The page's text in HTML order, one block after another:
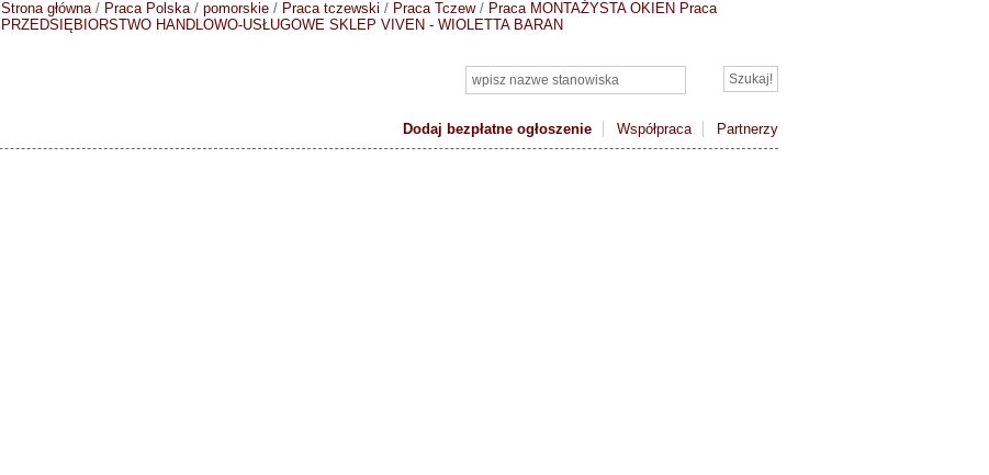
Dodaj bezpłatne ogłoszenie Współpraca Partnerzy
Strona główna/ Praca Polska/ pomorskie / Praca tczewski / Praca Tczew/ Praca MONTAŻYSTA OKIEN Praca
PRZEDSIĘBIORSTWO HANDLOWO-USŁUGOWE SKLEP VIVEN - WIOLETTA BARAN